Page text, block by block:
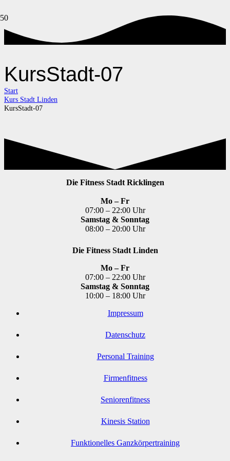
KursStadt-07
Start
Kurs Stadt Linden
KursStadt-07
Die Fitness Stadt Ricklingen
Mo – Fr
07:00 – 22:00 Uhr
Samstag & Sonntag
08:00 – 20:00 Uhr
Die Fitness Stadt Linden
Mo – Fr
07:00 – 22:00 Uhr
Samstag & Sonntag
10:00 – 18:00 Uhr
Impressum
Datenschutz
Personal Training
Firmenfitness
Seniorenfitness
Kinesis Station
Funktionelles Ganzkörpertraining